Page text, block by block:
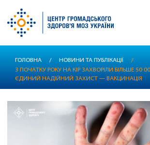
основного
ГОЛОВНА / НОВИНИ ТА ПУБЛІКАЦІЇ
/
З ПОЧАТКУ РОКУ НА КІР ЗАХВОРІЛИ БІЛЬШЕ 50
ЄДИНИЙ НАДІЙНИЙ ЗАХИСТ — ВАКЦИНАЦІЯ